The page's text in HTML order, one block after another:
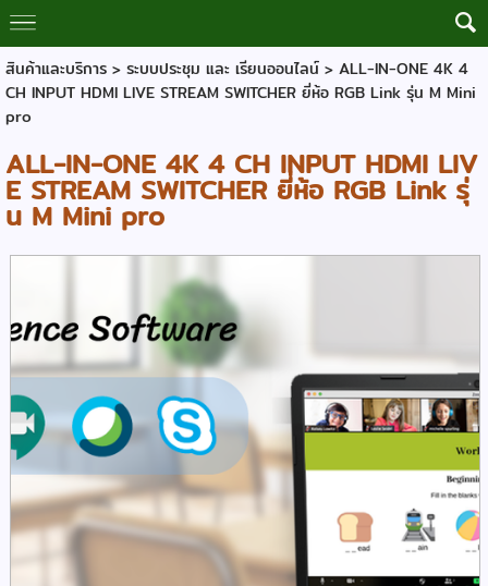
สินค้าและบริการ> ระบบประชุม และ เรียนออนไลน์> ALL-IN-ONE 4K 4
CH INPUT HDMI LIVE STREAM SWITCHER ยี่ห้อ RGB Link รุ่น M Mini
pro
ALL-IN-ONE 4K 4 CH INPUT HDMI LIV
E STREAM SWITCHER ยี่ห้อ RGB Link รุ่
น M Mini pro